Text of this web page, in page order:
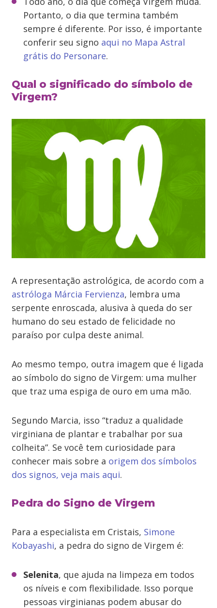
Portanto, o dia que termina também
sempre é diferente. Por isso, é importante
conferir seu signo aqui no Mapa Astral
grátis do Personare.
Qual o significado do símbolo de
Virgem?
A representação astrológica, de acordo com a
astróloga Márcia Fervienza, lembra uma
serpente enroscada, alusiva à queda do ser
humano do seu estado de felicidade no
paraíso por culpa deste animal.
Ao mesmo tempo, outra imagem que é ligada
ao símbolo do signo de Virgem: uma mulher
que traz uma espiga de ouro em uma mão.
Segundo Marcia, isso “traduz a qualidade
virginiana de plantar e trabalhar por sua
colheita”. Se você tem curiosidade para
conhecer mais sobre a origem dos símbolos
dos signos, veja mais aqui.
Pedra do Signo de Virgem
Para a especialista em Cristais, Simone
Kobayashi, a pedra do signo de Virgem é:
Selenita, que ajuda na limpeza em todos
os níveis e com flexibilidade. Isso porque
pessoas virginianas podem abusar do